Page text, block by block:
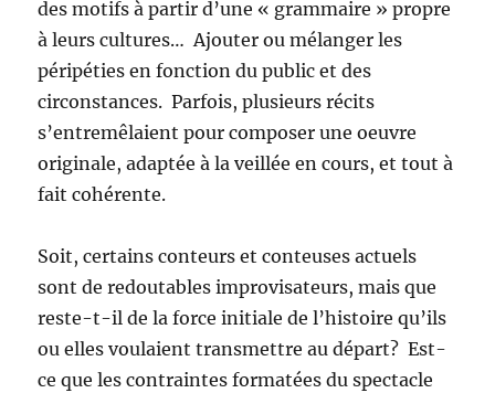
des motifs à partir d’une « grammaire » propre
à leurs cultures… Ajouter ou mélanger les
péripéties en fonction du public et des
circonstances. Parfois, plusieurs récits
s’entremêlaient pour composer une oeuvre
originale, adaptée à la veillée en cours, et tout à
fait cohérente.
Soit, certains conteurs et conteuses actuels
sont de redoutables improvisateurs, mais que
reste-t-il de la force initiale de l’histoire qu’ils
ou elles voulaient transmettre au départ? Est-
ce que les contraintes formatées du spectacle